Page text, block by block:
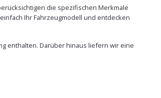
die spezifischen Merkmale
Ihr Fahrzeugmodell und entdecken
enthalten. Darüber hinaus liefern wir eine